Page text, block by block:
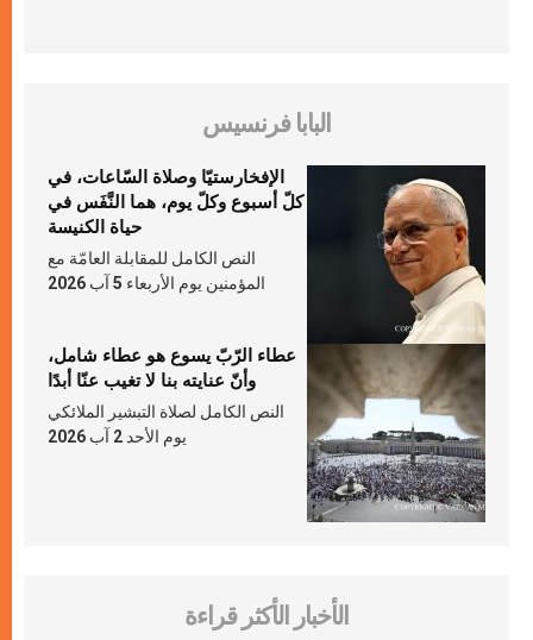
البابا فرنسيس
الإفخارستيّا وصلاة السّاعات، في
كلّ أسبوع وكلّ يوم، هما النَّفَس في
حياة الكنيسة
النص الكامل للمقابلة العامّة مع
المؤمنين يوم الأربعاء 5 آب 2026
عطاء الرّبّ يسوع هو عطاء شامل،
وأنّ عنايته بنا لا تغيب عنّا أبدًا
النص الكامل لصلاة التبشير الملائكي
يوم الأحد 2 آب 2026
الأخبار الأكثر قراءة